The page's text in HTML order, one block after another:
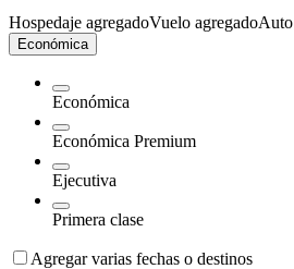
Hospedaje agregadoVuelo agregadoAuto
Económica
Económica
Económica Premium
Ejecutiva
Primera clase
Agregar varias fechas o destinos